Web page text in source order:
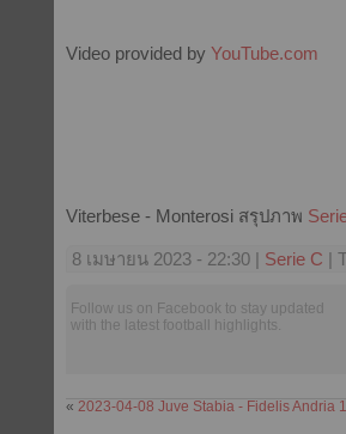
Video provided by YouTube.com
Viterbese - Monterosi สรุปภาพ
8 เมษายน 2023 - 22:30 | Serie C |
Follow us on Facebook to stay updated
with the latest football highlights.
« 2023-04-08 Juve Stabia - Fidelis Andria